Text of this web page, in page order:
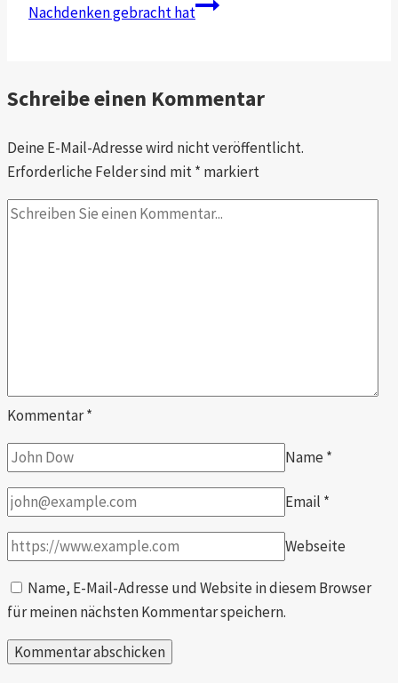
Nachdenken gebracht hat
Schreibe einen Kommentar
Deine E-Mail-Adresse wird nicht veröffentlicht.
Erforderliche Felder sind mit* markiert
Kommentar*
Name *
Email *
Webseite
Name, E-Mail-Adresse und Website in diesem Browser
für meinen nächsten Kommentar speichern.